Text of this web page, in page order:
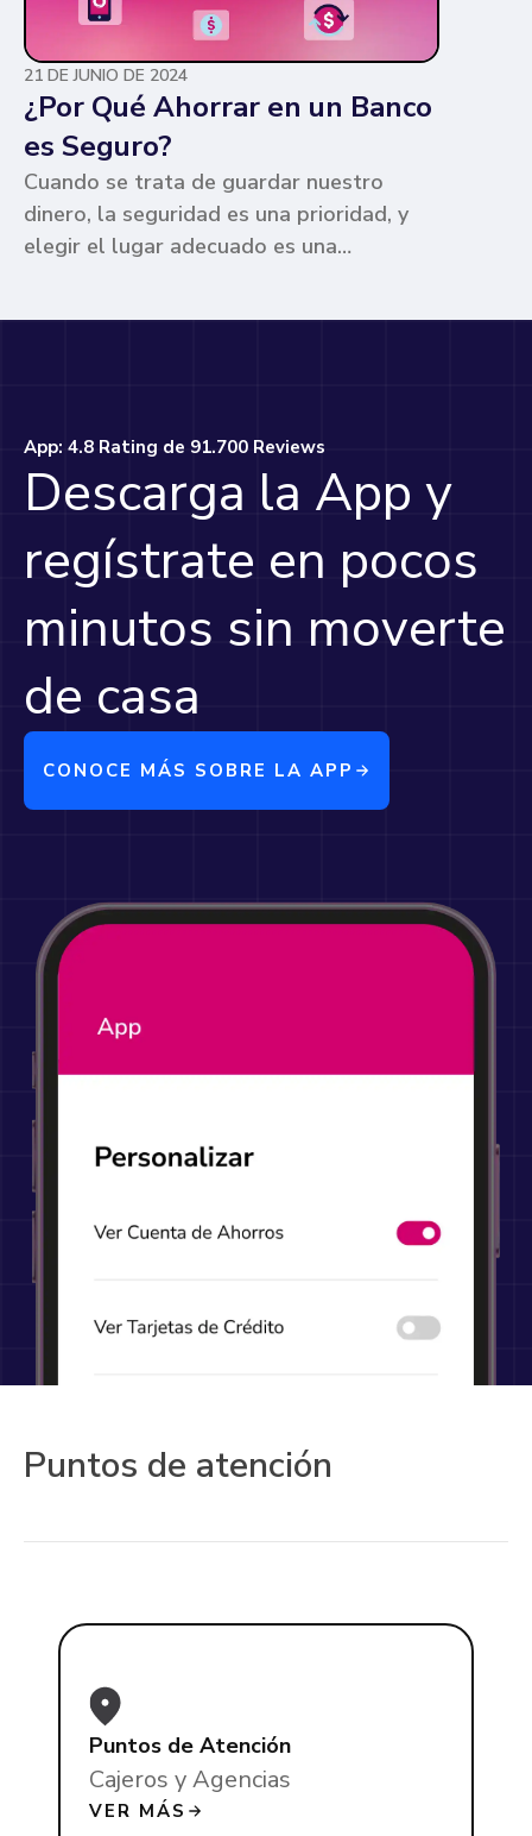
21 DE JUNIO DE 2024
¿Por Qué Ahorrar en un Banco
es Seguro?
Cuando se trata de guardar nuestro
dinero, la seguridad es una prioridad, y
elegir el lugar adecuado es una
App: 4.8 Rating de 91.700 Reviews
Descarga la App y
regístrate en pocos
minutos sin moverte
de casa
CONOCE MÁS SOBRE LA APP
Puntos de atención
Puntos de Atención
Cajeros y Agencias
VER MÁS